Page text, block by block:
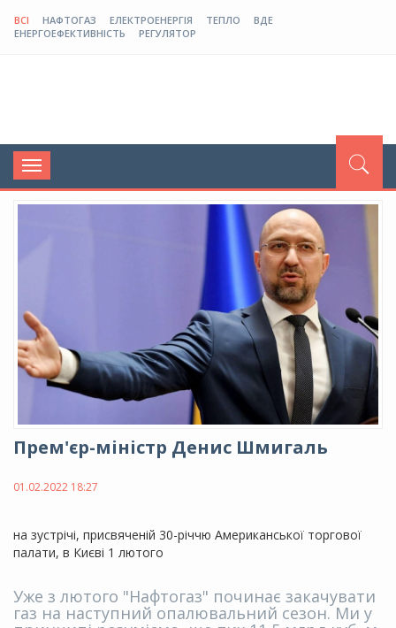
ВСІ НАФТОГАЗ ЕЛЕКТРОЕНЕРГІЯ ТЕПЛО
ВДЕ
ЕНЕРГОЕФЕКТИВНІСТЬ
РЕГУЛЯТОР
Toggle
navigation
Прем'єр-міністр Денис Шмигаль
01.02.2022 18:27
на зустрічі, присвяченій 30-річчю Американської торгової
палати, в Києві 1 лютого
Уже з лютого "Нафтогаз" починає закачувати
газ на наступний опалювальний сезон. Ми у